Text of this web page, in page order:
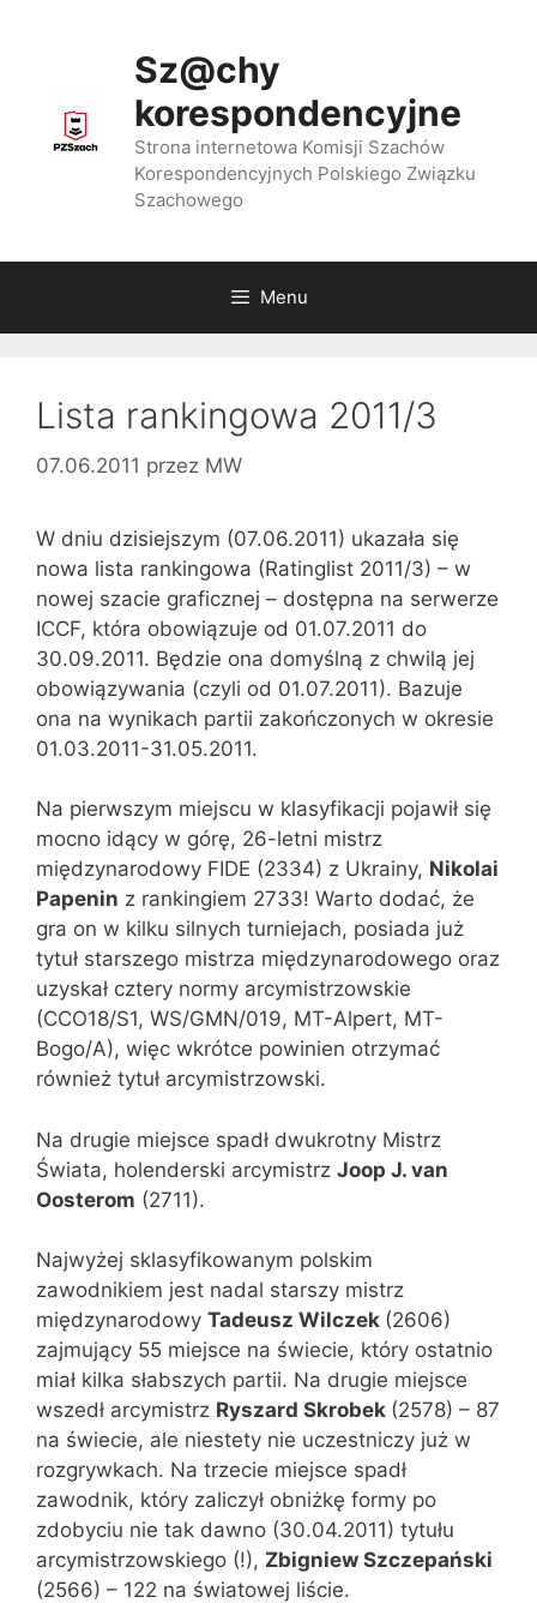
Sz@chy
korespondencyjne
Strona internetowa Komisji Szachów
Korespondencyjnych Polskiego Związku
Szachowego
Menu
Lista rankingowa 2011/3
07.06.2011 przez MW
W dniu dzisiejszym (07.06.2011) ukazała się
nowa lista rankingowa (Ratinglist 2011/3) – w
nowej szacie graficznej – dostępna na serwerze
ICCF, która obowiązuje od 01.07.2011 do
30.09.2011. Będzie ona domyślną z chwilą jej
obowiązywania (czyli od 01.07.2011). Bazuje
ona na wynikach partii zakończonych w okresie
01.03.2011-31.05.2011.
Na pierwszym miejscu w klasyfikacji pojawił się
mocno idący w górę, 26-letni mistrz
międzynarodowy FIDE (2334) z Ukrainy, Nikolai
Papenin z rankingiem 2733! Warto dodać, że
gra on w kilku silnych turniejach, posiada już
tytuł starszego mistrza międzynarodowego oraz
uzyskał cztery normy arcymistrzowskie
(CCO18/S1, WS/GMN/019, MT-Alpert, MT-
Bogo/A), więc wkrótce powinien otrzymać
również tytuł arcymistrzowski.
Na drugie miejsce spadł dwukrotny Mistrz
Świata, holenderski arcymistrz Joop J. van
Oosterom (2711).
Najwyżej sklasyfikowanym polskim
zawodnikiem jest nadal starszy mistrz
międzynarodowy Tadeusz Wilczek (2606)
zajmujący 55 miejsce na świecie, który ostatnio
miał kilka słabszych partii. Na drugie miejsce
wszedł arcymistrz Ryszard Skrobek (2578) – 87
na świecie, ale niestety nie uczestniczy już w
rozgrywkach. Na trzecie miejsce spadł
zawodnik, który zaliczył obniżkę formy po
zdobyciu nie tak dawno (30.04.2011) tytułu
arcymistrzowskiego (!), Zbigniew Szczepański
(2566) – 122 na światowej liście.